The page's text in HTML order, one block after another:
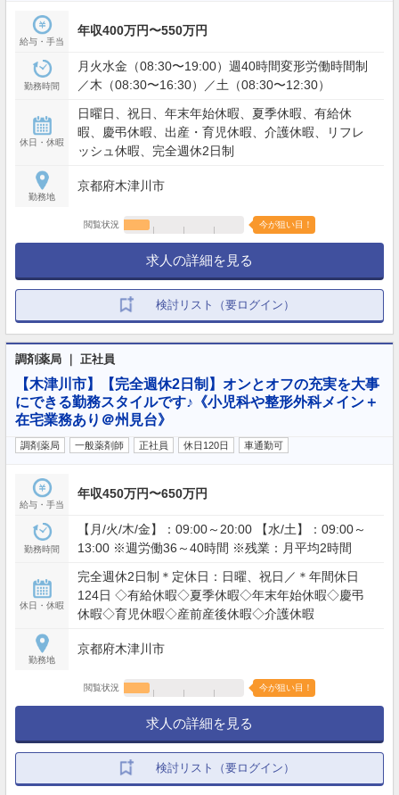
給与・手当
年収400万円〜550万円
勤務時間
月火水金（08:30〜19:00）週40時間変形労働時間制
／木（08:30〜16:30）／土（08:30〜12:30）
休日・休暇
日曜日、祝日、年末年始休暇、夏季休暇、有給休
暇、慶弔休暇、出産・育児休暇、介護休暇、リフレ
ッシュ休暇、完全週休2日制
勤務地
京都府木津川市
閲覧状況 今が狙い目！
求人の詳細を見る
検討リスト（要ログイン）
調剤薬局 ｜ 正社員
【木津川市】【完全週休2日制】オンとオフの充実を大事
にできる勤務スタイルです♪《小児科や整形外科メイン＋
在宅業務あり＠州見台》
調剤薬局 一般薬剤師 正社員 休日120日 車通勤可
給与・手当
年収450万円〜650万円
勤務時間
【月/火/木/金】：09:00～20:00 【水/土】：09:00～
13:00 ※週労働36～40時間 ※残業：月平均2時間
休日・休暇
完全週休2日制＊定休日：日曜、祝日／＊年間休日
124日 ◇有給休暇◇夏季休暇◇年末年始休暇◇慶弔
休暇◇育児休暇◇産前産後休暇◇介護休暇
勤務地
京都府木津川市
閲覧状況 今が狙い目！
求人の詳細を見る
検討リスト（要ログイン）